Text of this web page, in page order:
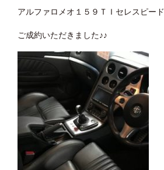
アルファロメオ１５９ＴＩセレスピード
ご成約いただきました♪♪